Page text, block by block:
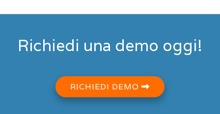
Richiedi una demo oggi!
RICHIEDI DEMO